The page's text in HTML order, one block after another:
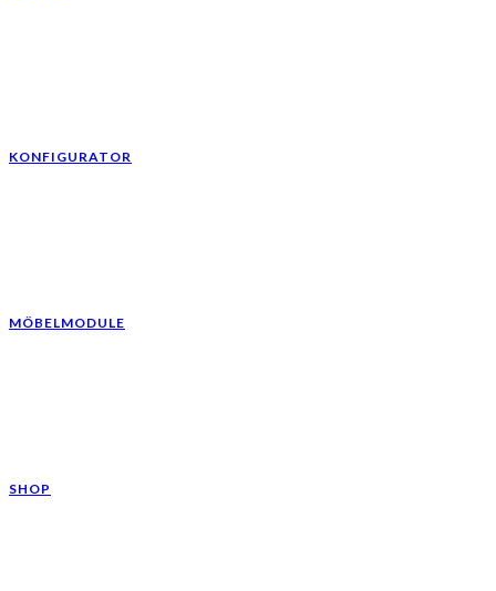
KONFIGURATOR
MÖBELMODULE
SHOP